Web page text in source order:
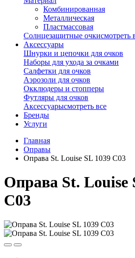
Комбинированная
Металлическая
Пластмассовая
Солнцезащитные очкисмотреть
Аксессуары
Шнурки и цепочки для очков
Наборы для ухода за очками
Салфетки для очков
Аэрозоли для очков
Окклюдеры и стопперы
Футляры для очков
Аксессуарысмотреть все
Бренды
Услуги
Главная
Оправы
Оправа St. Louise SL 1039 C03
Оправа St. Louise
C03